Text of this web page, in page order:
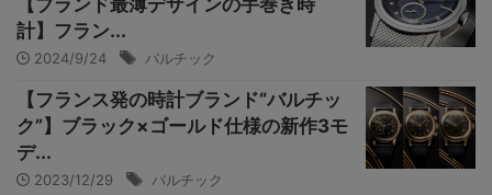
【ブランド最薄デザインの手巻き時
計】フラン...
2024/9/24 バルチック
【フランス発の時計ブランド“バルチッ
ク”】ブラック×ゴールド仕様の新作3モ
デ...
2023/12/29 バルチック